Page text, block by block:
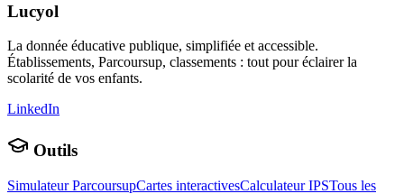
Lucyol
La donnée éducative publique, simplifiée et accessible.
Établissements, Parcoursup, classements : tout pour éclairer la
scolarité de vos enfants.
LinkedIn
Outils
Simulateur ParcoursupCartes interactivesCalculateur IPSTous les